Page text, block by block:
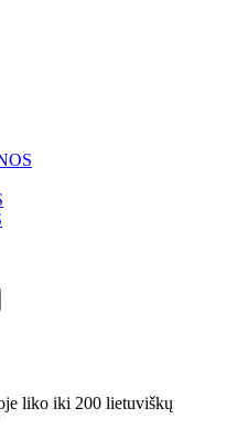
liko iki 200 lietuviškų